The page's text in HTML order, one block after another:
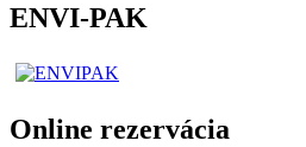
ENVI-PAK
Online rezervácia